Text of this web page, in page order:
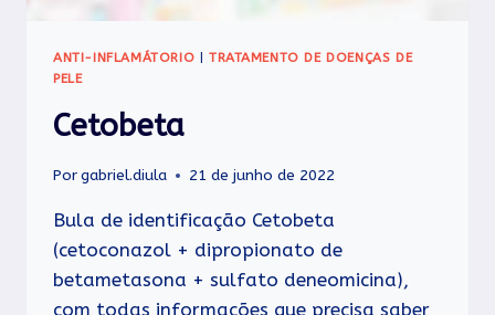
ANTI-INFLAMÁTORIO | TRATAMENTO DE DOENÇAS DE
PELE
Cetobeta
Porgabriel.diula 21 de junho de 2022
Bula de identificação Cetobeta
(cetoconazol + dipropionato de
betametasona + sulfato deneomicina),
com todas informações que precisa saber